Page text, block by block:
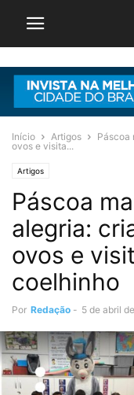
Início Artigos
Páscoa
ovos e visita...
Artigos
Páscoa
alegria:
ovos e
coelhinho
Por Redação - 5 de abril